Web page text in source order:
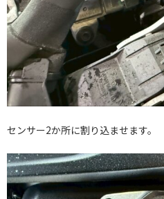
センサー2か所に割り込ませます。